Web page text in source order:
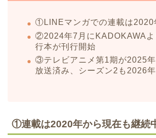
①LINEマンガでの連載は2020
②2024年7月にKADOKAWAよ
行本が刊行開始
③テレビアニメ第1期が2025
放送済み、シーズン2も2026
①連載は2020年から現在も継続